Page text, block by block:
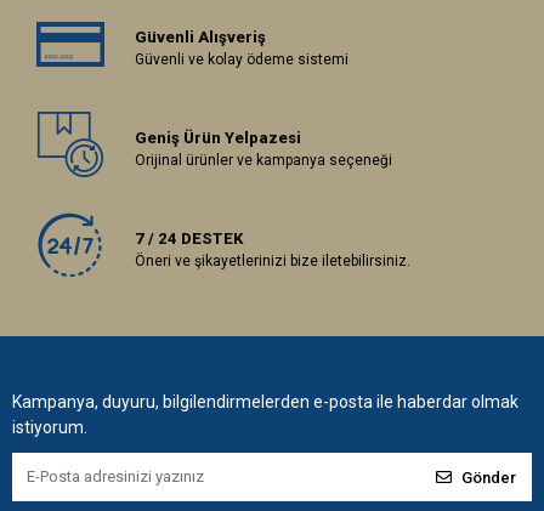
Güvenli Alışveriş
Güvenli ve kolay ödeme sistemi
Geniş Ürün Yelpazesi
Orijinal ürünler ve kampanya seçeneği
7 / 24 DESTEK
Öneri ve şikayetlerinizi bize iletebilirsiniz.
Kampanya, duyuru, bilgilendirmelerden e-posta ile haberdar olmak
istiyorum.
Gönder